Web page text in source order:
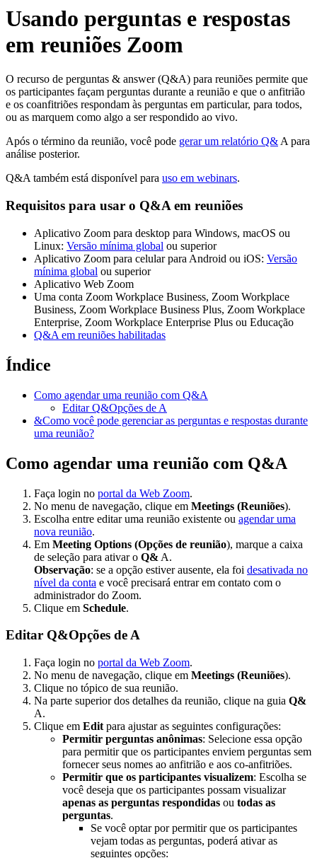
Usando perguntas e respostas
em reuniões Zoom
O recurso de perguntas & answer (Q&A) para reuniões permite que
os participantes façam perguntas durante a reunião e que o anfitrião
e os coanfitriões respondam às perguntas em particular, para todos,
ou as marquem como algo a ser respondido ao vivo.
Após o término da reunião, você pode gerar um relatório Q&A para
análise posterior.
Q&A também está disponível para uso em webinars.
Requisitos para usar o Q&A em reuniões
Aplicativo Zoom para desktop para Windows, macOS ou
Linux: Versão mínima global ou superior
Aplicativo Zoom para celular para Android ou iOS: Versão
mínima global ou superior
Aplicativo Web Zoom
Uma conta Zoom Workplace Business, Zoom Workplace
Business, Zoom Workplace Business Plus, Zoom Workplace
Enterprise, Zoom Workplace Enterprise Plus ou Educação
Q&A em reuniões habilitadas
Índice
Como agendar uma reunião com Q&A
Editar Q&Opções de A
&Como você pode gerenciar as perguntas e respostas durante
uma reunião?
Como agendar uma reunião com Q&A
Faça login no portal da Web Zoom.
No menu de navegação, clique em Meetings (Reuniões).
Escolha entre editar uma reunião existente ou agendar uma
nova reunião.
Em Meeting Options (Opções de reunião), marque a caixa
de seleção para ativar o Q& A.
Observação: se a opção estiver ausente, ela foi desativada no
nível da conta e você precisará entrar em contato com o
administrador do Zoom.
Clique em Schedule.
Editar Q&Opções de A
Faça login no portal da Web Zoom.
No menu de navegação, clique em Meetings (Reuniões).
Clique no tópico de sua reunião.
Na parte superior dos detalhes da reunião, clique na guia Q&
A.
Clique em Edit para ajustar as seguintes configurações:
Permitir perguntas anônimas: Selecione essa opção
para permitir que os participantes enviem perguntas sem
fornecer seus nomes ao anfitrião e aos co-anfitriões.
Permitir que os participantes visualizem: Escolha se
você deseja que os participantes possam visualizar
apenas as perguntas respondidas ou todas as
perguntas.
Se você optar por permitir que os participantes
vejam todas as perguntas, poderá ativar as
seguintes opções: